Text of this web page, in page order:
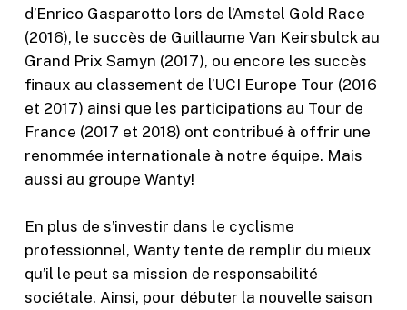
d’Enrico Gasparotto lors de l’Amstel Gold Race
(2016), le succès de Guillaume Van Keirsbulck au
Grand Prix Samyn (2017), ou encore les succès
finaux au classement de l’UCI Europe Tour (2016
et 2017) ainsi que les participations au Tour de
France (2017 et 2018) ont contribué à offrir une
renommée internationale à notre équipe. Mais
aussi au groupe Wanty!
En plus de s’investir dans le cyclisme
professionnel, Wanty tente de remplir du mieux
qu’il le peut sa mission de responsabilité
sociétale. Ainsi, pour débuter la nouvelle saison